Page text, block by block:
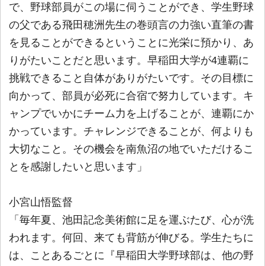
で、野球部員がこの場に伺うことができ、学生野球
の父である飛田穂洲先生の巻頭言の力強い直筆の書
を見ることができるということに光栄に預かり、あ
りがたいことだと思います。早稲田大学が4連覇に
挑戦できること自体がありがたいです。その目標に
向かって、部員が必死に合宿で努力しています。キ
ャンプでいかにチーム力を上げることが、連覇にか
かっています。チャレンジできることが、何よりも
大切なこと。その機会を南魚沼の地でいただけるこ
とを感謝したいと思います」
小宮山悟監督
「毎年夏、池田記念美術館に足を運ぶたび、心が洗
われます。何回、来ても背筋が伸びる。学生たちに
は、ことあるごとに『早稲田大学野球部は、他の野